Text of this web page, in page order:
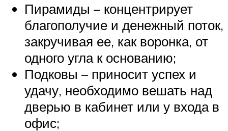
Пирамиды – концентрирует
благополучие и денежный поток,
закручивая ее, как воронка, от
одного угла к основанию;
Подковы – приносит успех и
удачу, необходимо вешать над
дверью в кабинет или у входа в
офис;